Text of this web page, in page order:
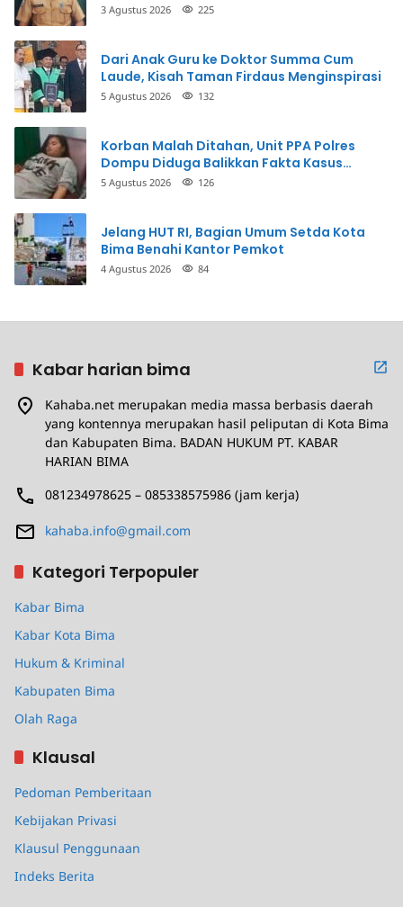
3 Agustus 2026 225
Dari Anak Guru ke Doktor Summa Cum
Laude, Kisah Taman Firdaus Menginspirasi
5 Agustus 2026 132
Korban Malah Ditahan, Unit PPA Polres
Dompu Diduga Balikkan Fakta Kasus
Penganiayaan
5 Agustus 2026 126
Jelang HUT RI, Bagian Umum Setda Kota
Bima Benahi Kantor Pemkot
4 Agustus 2026 84
Kabar harian bima
Kahaba.net merupakan media massa berbasis daerah
yang kontennya merupakan hasil peliputan di Kota Bima
dan Kabupaten Bima. BADAN HUKUM PT. KABAR
HARIAN BIMA
081234978625 – 085338575986 (jam kerja)
kahaba.info@gmail.com
Kategori Terpopuler
Kabar Bima
Kabar Kota Bima
Hukum & Kriminal
Kabupaten Bima
Olah Raga
Klausal
Pedoman Pemberitaan
Kebijakan Privasi
Klausul Penggunaan
Indeks Berita